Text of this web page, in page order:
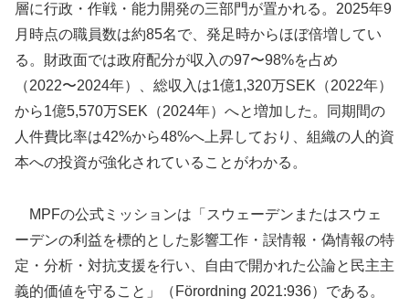
層に行政・作戦・能力開発の三部門が置かれる。2025年9
月時点の職員数は約85名で、発足時からほぼ倍増してい
る。財政面では政府配分が収入の97〜98%を占め
（2022〜2024年）、総収入は1億1,320万SEK（2022年）
から1億5,570万SEK（2024年）へと増加した。同期間の
人件費比率は42%から48%へ上昇しており、組織の人的資
本への投資が強化されていることがわかる。
MPFの公式ミッションは「スウェーデンまたはスウェ
ーデンの利益を標的とした影響工作・誤情報・偽情報の特
定・分析・対抗支援を行い、自由で開かれた公論と民主主
義的価値を守ること」（Förordning 2021:936）である。